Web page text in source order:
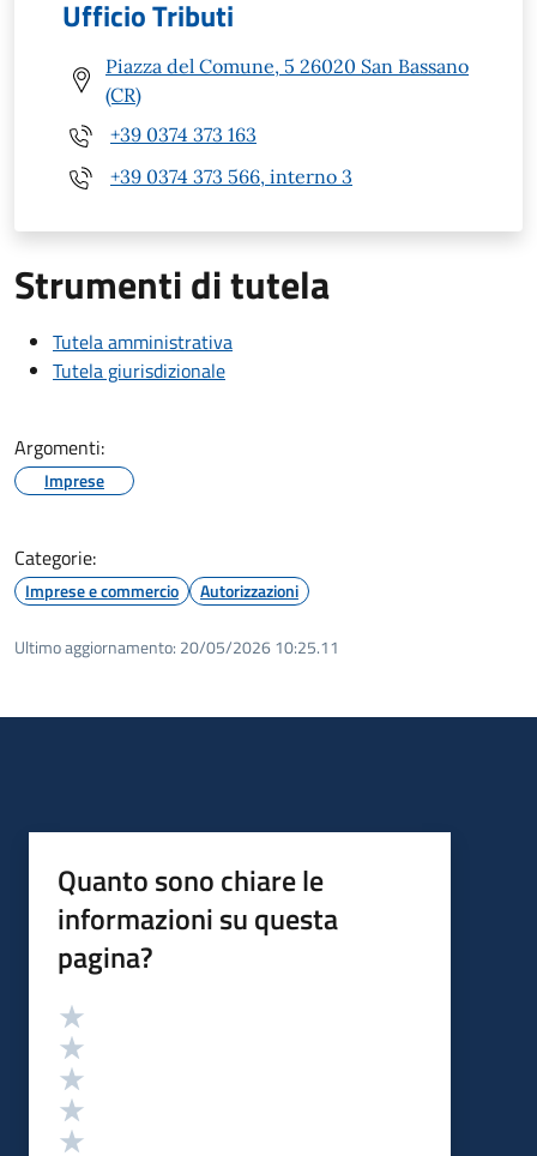
Ufficio Tributi
Piazza del Comune, 5 26020 San Bassano
(CR)
+39 0374 373 163
+39 0374 373 566, interno 3
Strumenti di tutela
Tutela amministrativa
Tutela giurisdizionale
Argomenti:
Imprese
Categorie:
Imprese e commercio Autorizzazioni
Ultimo aggiornamento: 20/05/2026 10:25.11
Quanto sono chiare le
informazioni su questa
pagina?
Valutazione